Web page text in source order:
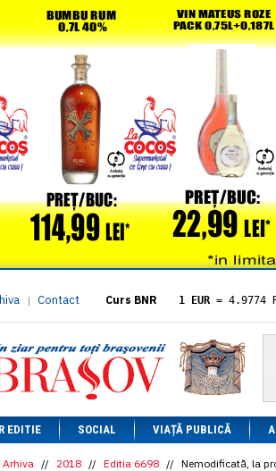
| Contact Curs BNR 1 EUR = 4.9774
= 5.8304
1 XAU= 464.4611
1 AED= 1.1933
1 AUD= 2.7957
1 BGN= 2.5449
1 CAD= 3.1559
1 CHF= 5.2813
1 CNY= 0.6015
EDITIE SOCIAL VIAȚĂ PUBLICĂ
Arhiva // 2018 // Editia 6698 // Nemodificată, la